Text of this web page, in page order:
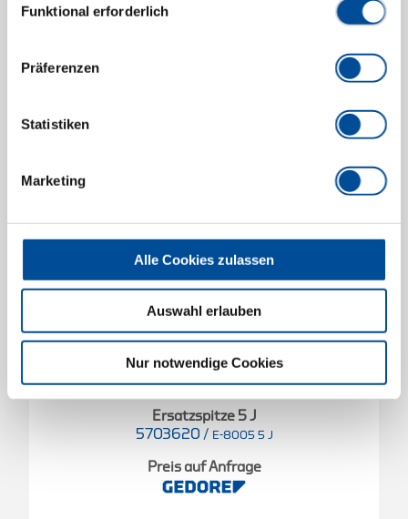
Funktional erforderlich
Präferenzen
Statistiken
Marketing
Alle Cookies zulassen
Auswahl erlauben
Nur notwendige Cookies
Ersatzspitze 4 J
Ersatzspitze 5 J
5703620 / E-8005 5 J
Preis auf Anfrage